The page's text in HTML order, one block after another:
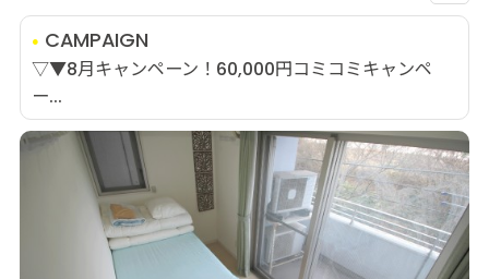
CAMPAIGN
▽▼8月キャンペーン！60,000円コミコミキャンペ
ー...